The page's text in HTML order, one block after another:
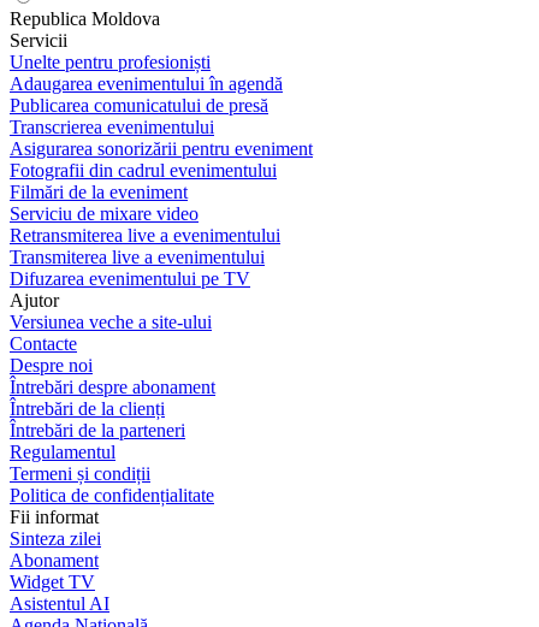
Republica Moldova
Servicii
Unelte pentru profesioniști
Adaugarea evenimentului în agendă
Publicarea comunicatului de presă
Transcrierea evenimentului
Asigurarea sonorizării pentru eveniment
Fotografii din cadrul evenimentului
Filmări de la eveniment
Serviciu de mixare video
Retransmiterea live a evenimentului
Transmiterea live a evenimentului
Difuzarea evenimentului pe TV
Ajutor
Versiunea veche a site-ului
Contacte
Despre noi
Întrebări despre abonament
Întrebări de la clienți
Întrebări de la parteneri
Regulamentul
Termeni și condiții
Politica de confidențialitate
Fii informat
Sinteza zilei
Abonament
Widget TV
Asistentul AI